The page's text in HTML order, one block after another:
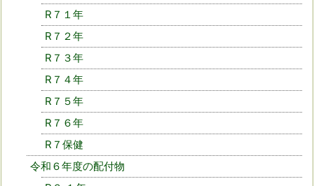
R７１年
R７２年
R７３年
R７４年
R７５年
R７６年
R７保健
令和６年度の配付物